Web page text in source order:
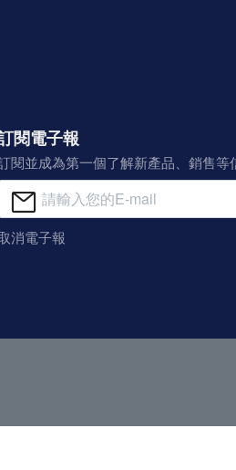
閱電子報
閱並成為第一個了解新產品、銷售等
消電子報